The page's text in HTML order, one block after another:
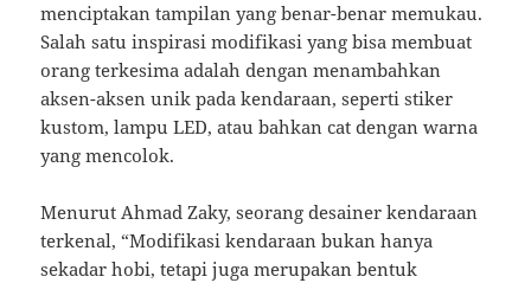
menciptakan tampilan yang benar-benar memukau.
Salah satu inspirasi modifikasi yang bisa membuat
orang terkesima adalah dengan menambahkan
aksen-aksen unik pada kendaraan, seperti stiker
kustom, lampu LED, atau bahkan cat dengan warna
yang mencolok.
Menurut Ahmad Zaky, seorang desainer kendaraan
terkenal, “Modifikasi kendaraan bukan hanya
sekadar hobi, tetapi juga merupakan bentuk